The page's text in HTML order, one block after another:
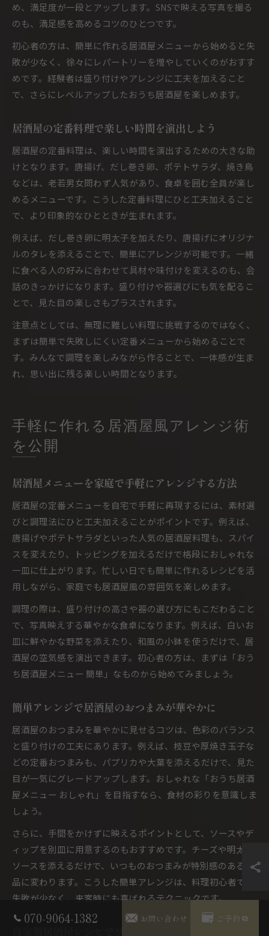
め、満足度が一段とアップします。SNSで映える写真を撮る
のも、満足感を高めるコツのひとつです。
初心者の方は、簡単に作れる居酒屋メニューから始めると失
敗が少なく、徐々にレパートリーを増やしていくのがおすす
めです。経験者は盛り付けやアレンジに工夫を加えること
で、さらにレベルアップしたおうち居酒屋を楽しめます。
居酒屋の定番料理で楽しい時間を演出しよう
居酒屋の定番料理は、楽しい時間を演出するための大きな助
けとなります。唐揚げ、だし巻き卵、ポテトサラダ、焼き鳥
などは、老若男女問わず人気があり、食卓を囲む全員が楽し
めるメニューです。こうした定番料理にひと工夫加えること
で、より印象的なひとときが生まれます。
例えば、だし巻き卵に明太子を加えたり、唐揚げにオリジナ
ルのタレを添えることで、簡単にアレンジが可能です。一緒
に食べる人の好みに合わせて具材や味付けを変えるのも、会
話のきっかけになります。盛り付けや器選びにも気を配るこ
とで、見た目の楽しさもプラスされます。
注意点としては、無理に難しい料理に挑戦するのではなく、
まずは簡単で失敗しにくい定番メニューから始めることで
す。みんなで調理を楽しみながら作ることで、一体感が生ま
れ、思い出に残る楽しい時間となります。
手軽に作れる居酒屋風アレンジ術
を公開
居酒屋メニューを家庭で手軽にアレンジする方法
居酒屋の定番メニューを自宅で手軽に再現するには、素材選
びと調理法にひと工夫加えることがポイントです。例えば、
唐揚げやポテトサラダといった人気の居酒屋料理も、スパイ
スを変えたり、トッピングを加えるだけで格段におしゃれな
一皿に仕上がります。忙しい日でも簡単に作れるレシピを活
用しながら、家庭でも居酒屋風の雰囲気を楽しめます。
調理の際は、盛り付けの高さや器の選び方にもこだわること
で、写真映えする華やかな食卓になります。例えば、白いお
皿に鮮やかな野菜を添えたり、和風の小鉢を使うだけで、居
酒屋の空気感を演出できます。初心者の方は、まずは「おう
ち居酒屋メニュー 簡単」なものから始めてみましょう。
簡単アレンジで居酒屋のおつまみが華やかに
居酒屋のおつまみを華やかに見せるコツは、色彩のバランス
と盛り付けの工夫にあります。例えば、枝豆や厚焼き玉子な
どの定番おつまみも、パプリカや大葉を添えるだけで、見た
目が一気にグレードアップします。おしゃれな「おうち居酒
屋メニュー おしゃれ」を目指すなら、食材の彩りを意識しま
しょう。
さらに、手間をかけずに映えるポイントとして、ソースやデ
ィップを別皿に用意するのもおすすめです。チーズや明太子
ソースを添えるだけで、いつものおつまみが特別感のある一
品に変わります。こうした簡単アレンジは、料理初心者でも
失敗が少なく、来客時にも喜ばれるテクニックです。
070-9064-1382 お問い合わせ ご予約